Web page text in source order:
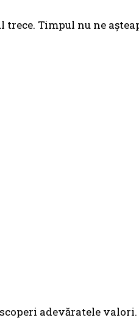
Timpul nu ne
adevăratele